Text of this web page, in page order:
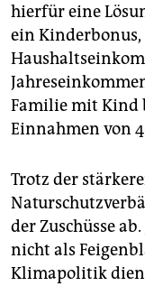
hierfür eine
ein Kinderbonus,
Familie mit Kind
Einnahmen von
Trotz der
der Zuschüsse
nicht als
Klimapolitik